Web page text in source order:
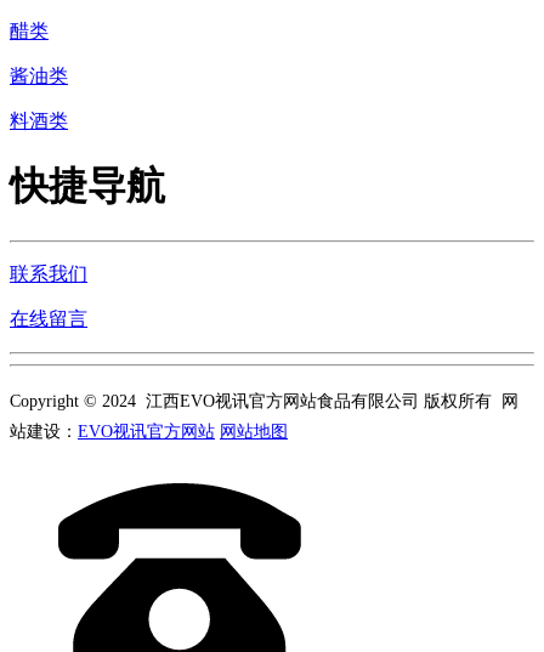
醋类
酱油类
料酒类
快捷导航
联系我们
在线留言
Copyright © 2024 江西EVO视讯官方网站食品有限公司 版权所有 网
站建设： EVO视讯官方网站 网站地图